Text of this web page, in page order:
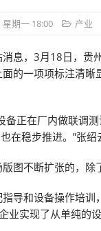
期一 18:00 产业
息，3月18日，贵
的一项项标注清晰
备正在厂内做联调
在稳步推进。”张绍
图不断扩张的，除
导和设备操作培
实现了从单纯的